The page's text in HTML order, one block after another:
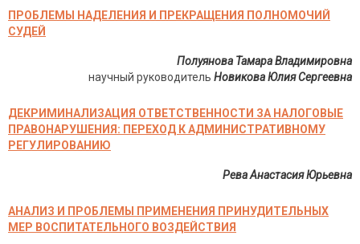
ПРОБЛЕМЫ НАДЕЛЕНИЯ И ПРЕКРАЩЕНИЯ ПОЛНОМОЧИЙ
СУДЕЙ
Полуянова Тамара Владимировна
научный руководитель Новикова Юлия Сергеевна
ДЕКРИМИНАЛИЗАЦИЯ ОТВЕТСТВЕННОСТИ ЗА НАЛОГОВЫЕ
ПРАВОНАРУШЕНИЯ: ПЕРЕХОД К АДМИНИСТРАТИВНОМУ
РЕГУЛИРОВАНИЮ
Рева Анастасия Юрьевна
АНАЛИЗ И ПРОБЛЕМЫ ПРИМЕНЕНИЯ ПРИНУДИТЕЛЬНЫХ
МЕР ВОСПИТАТЕЛЬНОГО ВОЗДЕЙСТВИЯ